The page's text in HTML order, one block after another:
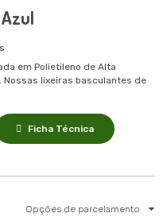
em Polietileno de Alta
Nossas lixeiras basculantes de
Ficha Técnica
Opções de parcelamento